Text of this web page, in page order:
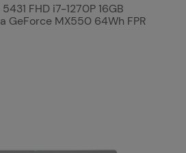
FHD i7-1270P 16GB
GeForce MX550 64Wh FPR